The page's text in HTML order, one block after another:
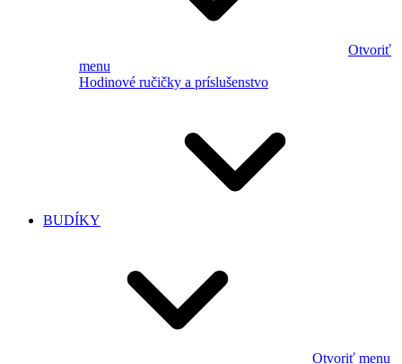
Otvoriť
menu
Hodinové ručičky a príslušenstvo
BUDÍKY
Otvoriť menu